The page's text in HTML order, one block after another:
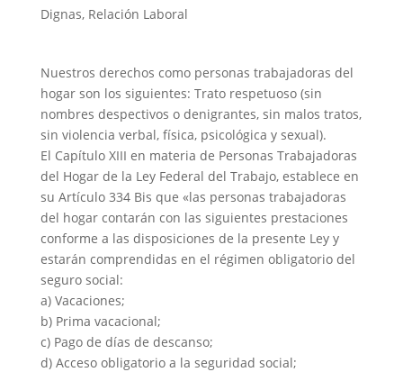
Dignas, Relación Laboral
Nuestros derechos como personas trabajadoras del
hogar son los siguientes: Trato respetuoso (sin
nombres despectivos o denigrantes, sin malos tratos,
sin violencia verbal, física, psicológica y sexual).
El Capítulo XIII en materia de Personas Trabajadoras
del Hogar de la Ley Federal del Trabajo, establece en
su Artículo 334 Bis que «las personas trabajadoras
del hogar contarán con las siguientes prestaciones
conforme a las disposiciones de la presente Ley y
estarán comprendidas en el régimen obligatorio del
seguro social:
a) Vacaciones;
b) Prima vacacional;
c) Pago de días de descanso;
d) Acceso obligatorio a la seguridad social;